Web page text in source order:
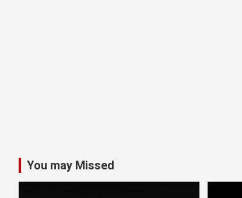
You may Missed